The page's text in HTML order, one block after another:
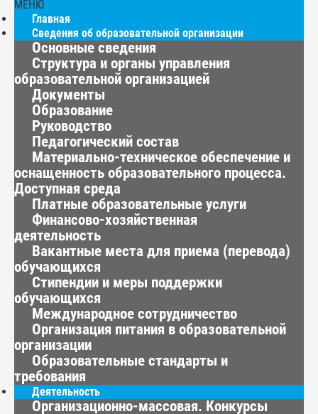
МЕНЮ
Главная
Сведения об образовательной организации
Основные сведения
Структура и органы управления
образовательной организацией
Документы
Образование
Руководство
Педагогический состав
Материально-техническое обеспечение и
оснащенность образовательного процесса.
Доступная среда
Платные образовательные услуги
Финансово-хозяйственная
деятельность
Вакантные места для приема (перевода)
обучающихся
Стипендии и меры поддержки
обучающихся
Международное сотрудничество
Организация питания в образовательной
организации
Образовательные стандарты и
требования
Деятельность
Организационно-массовая. Конкурсы